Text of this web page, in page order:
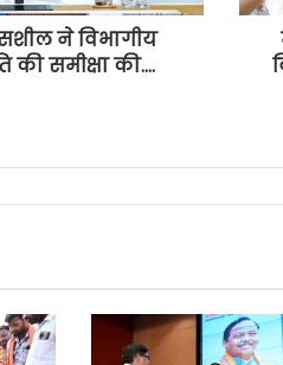
ने विभागीय
की समीक्षा की….